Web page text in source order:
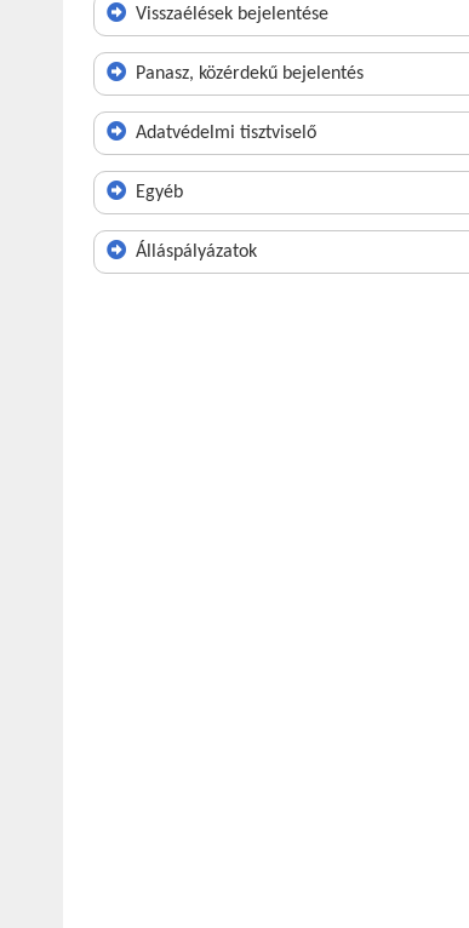
Visszaélések bejelentése
Panasz, közérdekű bejelentés
Adatvédelmi tisztviselő
Egyéb
Álláspályázatok